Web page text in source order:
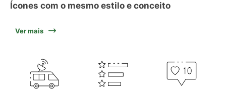
Ícones com o mesmo estilo e conceito
Ver mais